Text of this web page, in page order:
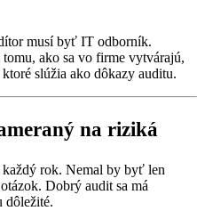
musí byť IT odborník.
ako sa vo firme vytvárajú,
slúžia ako dôkazy auditu.
na riziká
rok. Nemal by byť len
Dobrý audit sa má
dôležité.